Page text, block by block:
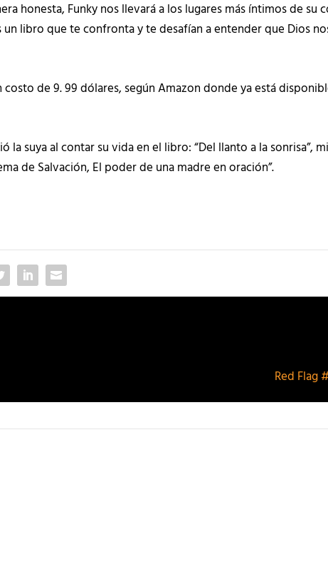
honesta, Funky nos llevará a los lugares más íntimos de su
libro que te confronta y te desafían a entender que Dios
de 9. 99 dólares, según Amazon donde ya está
suya al contar su vida en el libro: “Del llanto a la sonrisa”,
de Salvación, El poder de una madre en oración”.
Red Flag